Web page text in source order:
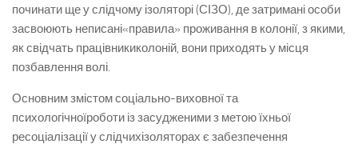
починати ще у слідчому ізоляторі (СІЗО), де затримані особи
засвоюють неписані«правила» проживання в колонії, з якими,
як свідчать працівникиколоній, вони приходять у місця
позбавлення волі.
Основним змістом соціально-виховної та
психологічноїроботи із засудженими з метою їхньої
ресоціалізації у слідчихізоляторах є забезпечення